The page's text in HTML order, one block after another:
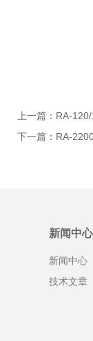
上一篇： RA-
下一篇： RA-
新闻中心
新闻中心
技术文章